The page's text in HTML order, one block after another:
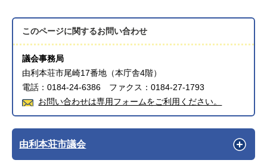
このページに関するお問い合わせ
議会事務局
由利本荘市尾崎17番地（本庁舎4階）
電話：0184-24-6386 ファクス：0184-27-1793
お問い合わせは専用フォームをご利用ください。
由利本荘市議会